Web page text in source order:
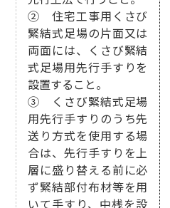
② 住宅工事用くさび
緊結式足場の片面又は
両面には、くさび緊結
式足場用先行手すりを
設置すること。
③ くさび緊結式足場
用先行手すりのうち先
送り方式を使用する場
合は、先行手すりを上
層に盛り替える前に必
ず緊結部付布材等を用
いて手すり、中桟を設